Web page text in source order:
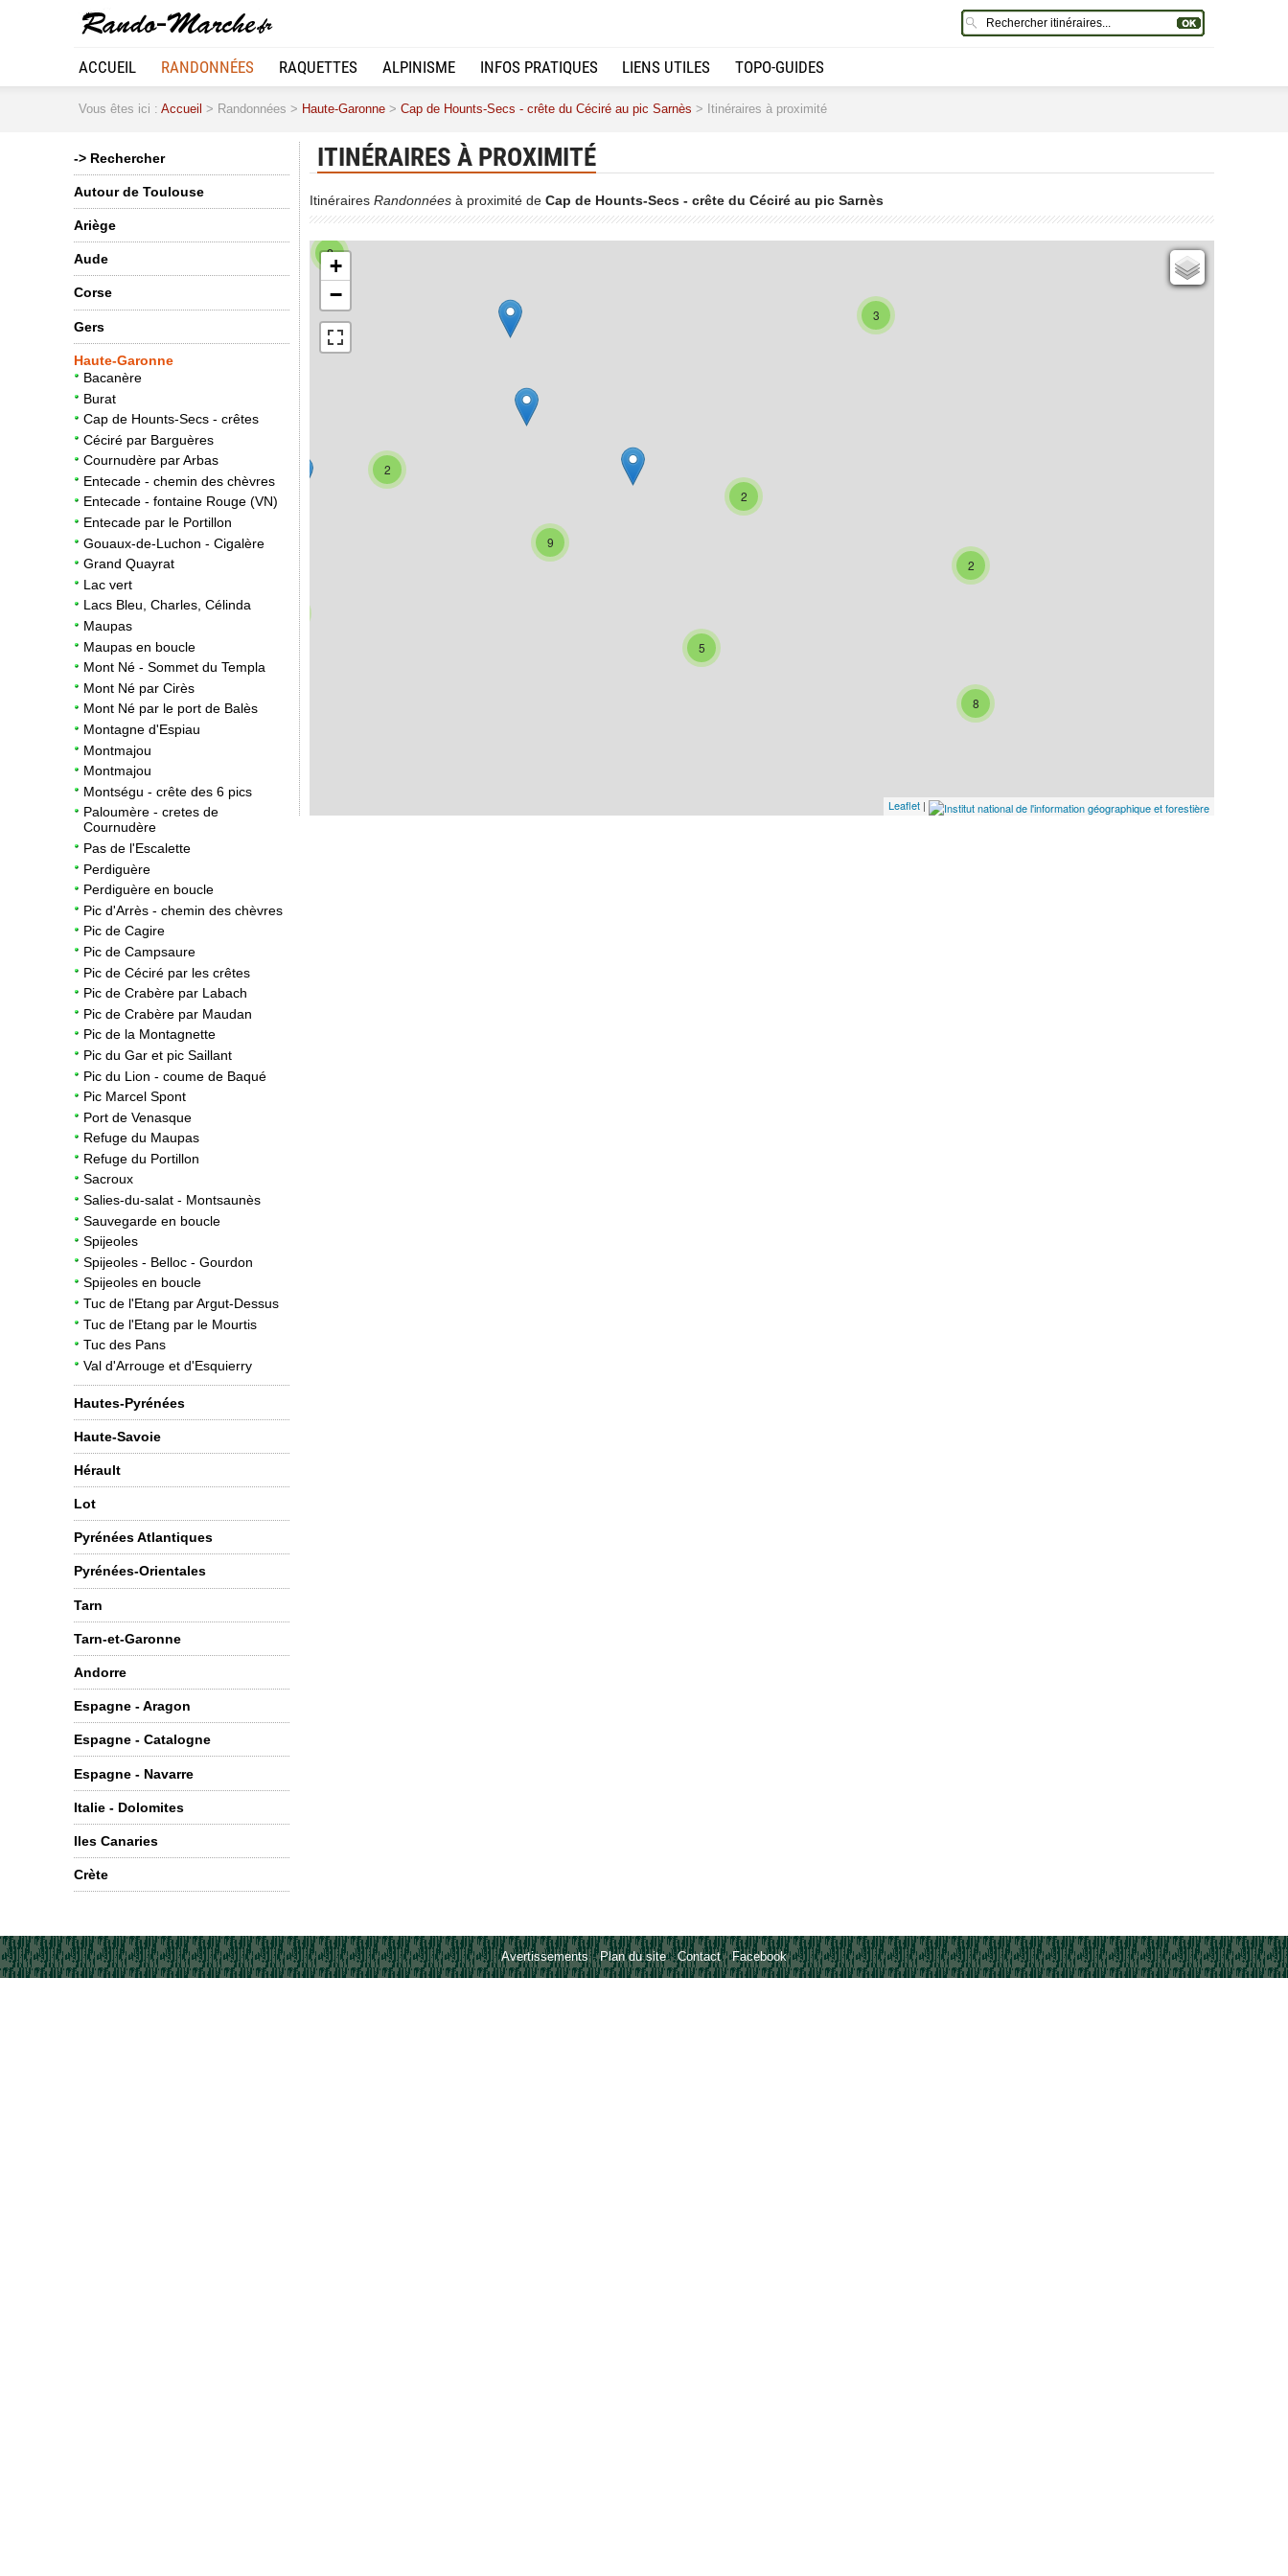
ACCUEIL RANDONNÉES RAQUETTES ALPINISME INFOS PRATIQUES LIENS UTILES TOPO-GUIDES
Vous êtes ici : Accueil > Randonnées > Haute-Garonne > Cap de Hounts-Secs - crête du Céciré au pic Sarnès > Itinéraires à proximité
-> Rechercher
Autour de Toulouse
Ariège
Aude
Corse
Gers
Haute-Garonne
Bacanère
Burat
Cap de Hounts-Secs - crêtes
Céciré par Barguères
Cournudère par Arbas
Entecade - chemin des chèvres
Entecade - fontaine Rouge (VN)
Entecade par le Portillon
Gouaux-de-Luchon - Cigalère
Grand Quayrat
Lac vert
Lacs Bleu, Charles, Célinda
Maupas
Maupas en boucle
Mont Né - Sommet du Templa
Mont Né par Cirès
Mont Né par le port de Balès
Montagne d'Espiau
Montmajou
Montmajou
Montségu - crête des 6 pics
Paloumère - cretes de
Cournudère
Pas de l'Escalette
Perdiguère
Perdiguère en boucle
Pic d'Arrès - chemin des chèvres
Pic de Cagire
Pic de Campsaure
Pic de Céciré par les crêtes
Pic de Crabère par Labach
Pic de Crabère par Maudan
Pic de la Montagnette
Pic du Gar et pic Saillant
Pic du Lion - coume de Baqué
Pic Marcel Spont
Port de Venasque
Refuge du Maupas
Refuge du Portillon
Sacroux
Salies-du-salat - Montsaunès
Sauvegarde en boucle
Spijeoles
Spijeoles - Belloc - Gourdon
Spijeoles en boucle
Tuc de l'Etang par Argut-Dessus
Tuc de l'Etang par le Mourtis
Tuc des Pans
Val d'Arrouge et d'Esquierry
Hautes-Pyrénées
Haute-Savoie
Hérault
Lot
Pyrénées Atlantiques
Pyrénées-Orientales
Tarn
Tarn-et-Garonne
Andorre
Espagne - Aragon
Espagne - Catalogne
Espagne - Navarre
Italie - Dolomites
Iles Canaries
Crète
ITINÉRAIRES À PROXIMITÉ
Itinéraires Randonnées à proximité de Cap de Hounts-Secs - crête du Céciré au pic Sarnès
5
2
8
2
2
2
9
3
2
4
+
−
Leaflet |
Avertissements-Plan du site-Contact-Facebook